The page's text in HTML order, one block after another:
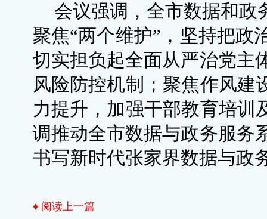
会议强调，全市数据和政
聚焦“两个维护”，坚持把政
切实担负起全面从严治党主
风险防控机制；聚焦作风建
力提升，加强干部教育培训
调推动全市数据与政务服务
书写新时代张家界数据与政
♦ 阅读上一篇